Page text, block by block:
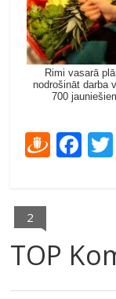
Rimi vasarā
nodrošināt darba
700
D
e
m
F
o
o
2
TOP